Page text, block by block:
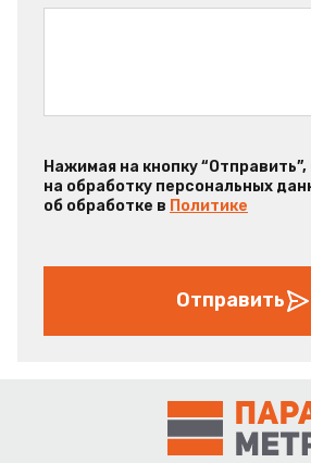
Нажимая на кнопку
на обработку персональных
об обработке в Политике
Отправить